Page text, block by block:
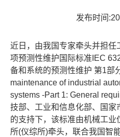
发布时间
近日，由我国专家牵头并担
项预测性维护国际标准IEC
备和系统的预测性维护 第1部
maintenance of industrial
systems -Part 1: General
技部、工业和信息化部、国家
的支持下，该标准由机械工
所(仪综所)牵头，联合我国智